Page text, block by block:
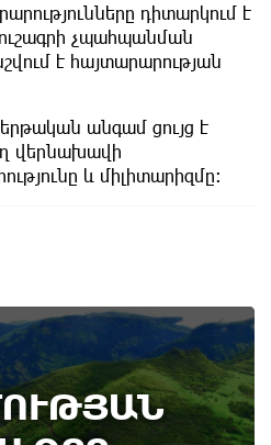
դիտարկում է
չպահպանման
է հայտարարության
անգամ ցույց է
վերնախավի
և միլիտարիզմը։
August
ճակատամարտը.
օրը (8 օգոստոս)